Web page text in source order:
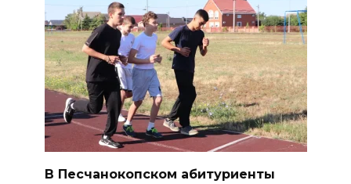
В Песчанокопском абитуриенты